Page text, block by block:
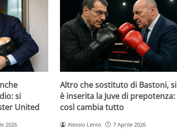
si
United
2026
Altro che sostituto di Bastoni, si
è inserita la Juve di prepotenza:
così cambia tutto
Alessio Lento 7 Aprile 2026